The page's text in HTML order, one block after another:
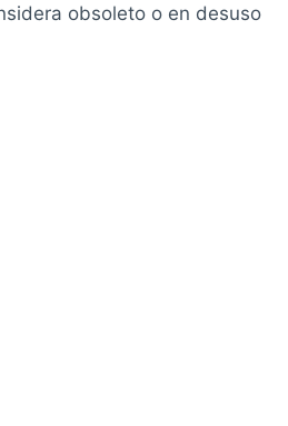
obsoleto o en desuso